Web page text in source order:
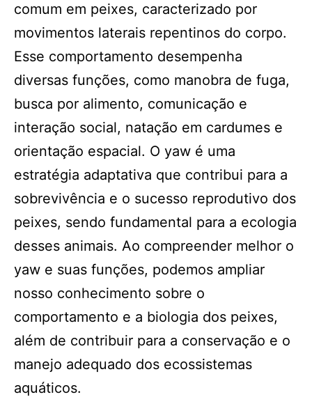
comum em peixes, caracterizado por
movimentos laterais repentinos do corpo.
Esse comportamento desempenha
diversas funções, como manobra de fuga,
busca por alimento, comunicação e
interação social, natação em cardumes e
orientação espacial. O yaw é uma
estratégia adaptativa que contribui para a
sobrevivência e o sucesso reprodutivo dos
peixes, sendo fundamental para a ecologia
desses animais. Ao compreender melhor o
yaw e suas funções, podemos ampliar
nosso conhecimento sobre o
comportamento e a biologia dos peixes,
além de contribuir para a conservação e o
manejo adequado dos ecossistemas
aquáticos.